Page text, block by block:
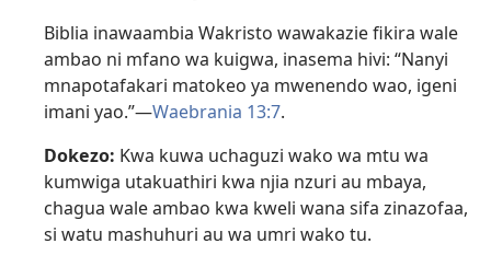
Biblia inawaambia Wakristo wawakazie fikira wale
ambao ni mfano wa kuigwa, inasema hivi: “Nanyi
mnapotafakari matokeo ya mwenendo wao, igeni
imani yao.”​—Waebrania 13:7.
Dokezo: Kwa kuwa uchaguzi wako wa mtu wa
kumwiga utakuathiri kwa njia nzuri au mbaya,
chagua wale ambao kwa kweli wana sifa zinazofaa,
si watu mashuhuri au wa umri wako tu.